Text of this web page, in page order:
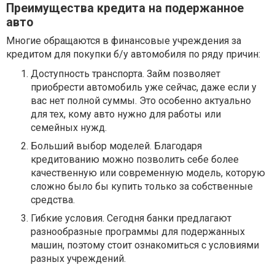
Преимущества кредита на подержанное
авто
Многие обращаются в финансовые учреждения за
кредитом для покупки б/у автомобиля по ряду причин:
Доступность транспорта. Займ позволяет
приобрести автомобиль уже сейчас, даже если у
вас нет полной суммы. Это особенно актуально
для тех, кому авто нужно для работы или
семейных нужд.
Больший выбор моделей. Благодаря
кредитованию можно позволить себе более
качественную или современную модель, которую
сложно было бы купить только за собственные
средства.
Гибкие условия. Сегодня банки предлагают
разнообразные программы для подержанных
машин, поэтому стоит ознакомиться с условиями
разных учреждений.